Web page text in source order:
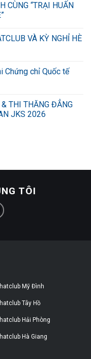
CÙNG “TRẠI HUẤN
VÀ KỲ NGHỈ HÈ
Chứng chỉ Quốc tế
THI THĂNG ĐẲNG
JKS 2026
TÔI
Mỹ Đình
Tây Hồ
Hải Phòng
Hà Giang